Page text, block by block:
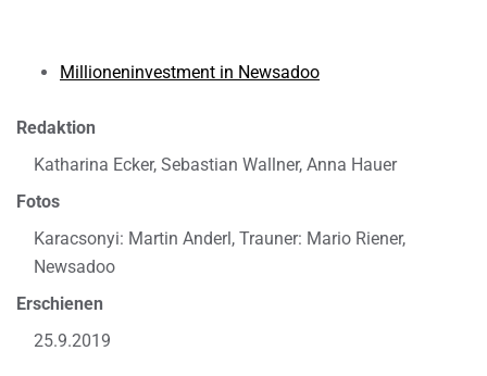
Millioneninvestment in Newsadoo
Redaktion
Katharina Ecker, Sebastian Wallner, Anna Hauer
Fotos
Karacsonyi: Martin Anderl, Trauner: Mario Riener,
Newsadoo
Erschienen
25.9.2019